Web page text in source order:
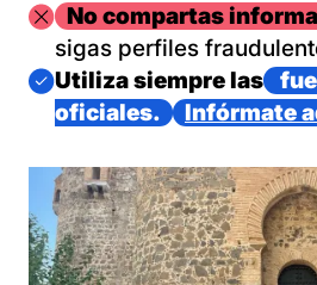
ImagenNo compartas
sigas perfiles
Imagen
Utiliza siempre las
oficiales.
Infórmate